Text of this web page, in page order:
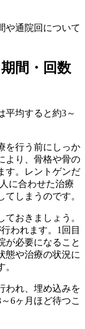
や通院回について
間・回数
平均すると約3～
を行う前にしっか
より、骨格や骨の
す。レントゲンだ
に合わせた治療
しまうのです。
おきましょう。
われます。1回目
が必要になること
態や治療の状況に
われ、埋め込みを
6ヶ月ほど待つこ